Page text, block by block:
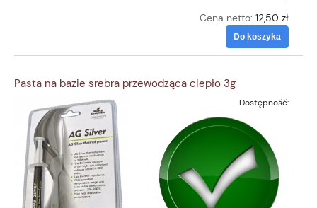
Cena netto: 12,50 zł
Do koszyka
Pasta na bazie srebra przewodząca ciepło 3g
Dostępność: